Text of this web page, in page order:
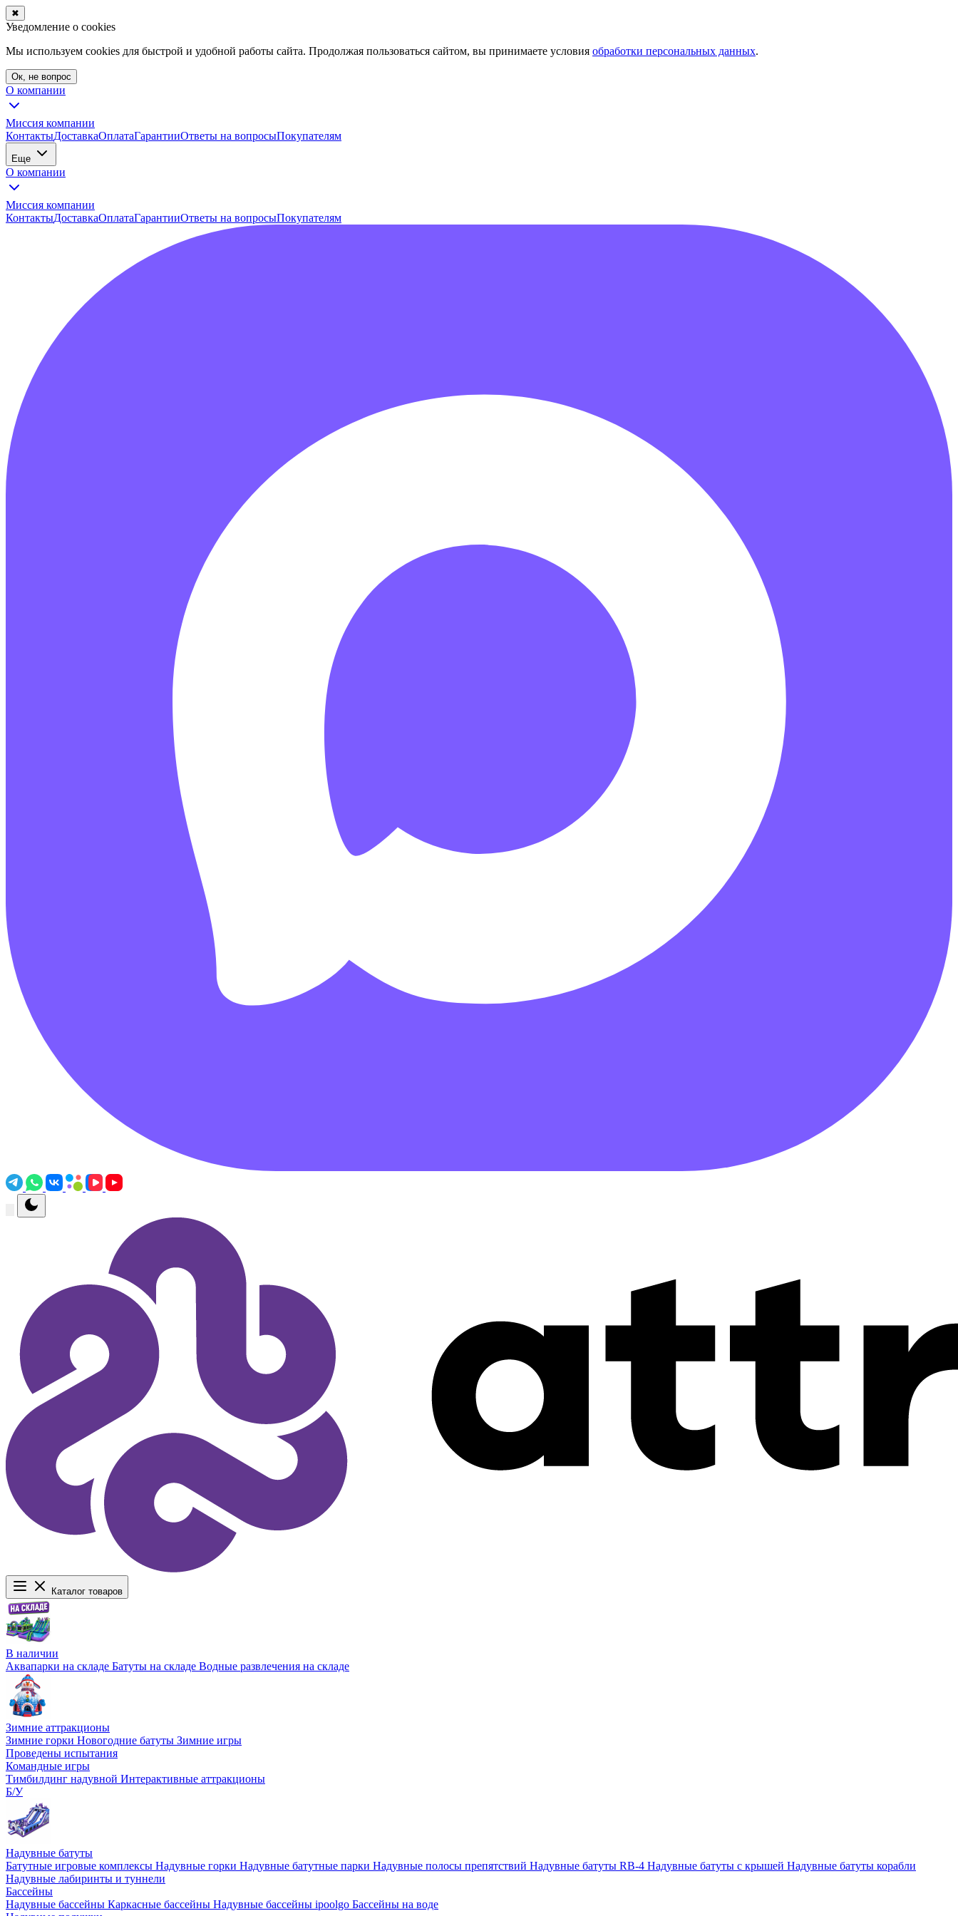
✖
Уведомление о cookies
Мы используем cookies для быстрой и удобной работы сайта. Продолжая пользоваться сайтом, вы принимаете условия обработки персональных данных.
Ок, не вопрос
О компании
Миссия компании
КонтактыДоставкаОплатаГарантииОтветы на вопросыПокупателям
Еще
О компании
Миссия компании
КонтактыДоставкаОплатаГарантииОтветы на вопросыПокупателям
Каталог товаров
В наличии
Аквапарки на складе Батуты на складе Водные развлечения на складе
Зимние аттракционы
Зимние горки Новогодние батуты Зимние игры
Проведены испытания
Командные игры
Тимбилдинг надувной Интерактивные аттракционы
Б/У
Надувные батуты
Батутные игровые комплексы Надувные горки Надувные батутные парки Надувные полосы препятствий Надувные батуты RB-4 Надувные батуты с крышей Надувные батуты корабли
Надувные лабиринты и туннели
Бассейны
Надувные бассейны Каркасные бассейны Надувные бассейны ipoolgo Бассейны на воде